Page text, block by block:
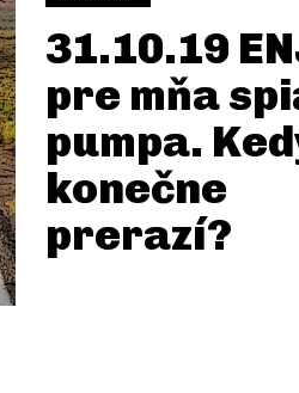
31.10.19
pre mňa
pumpa.
konečne
prerazí?